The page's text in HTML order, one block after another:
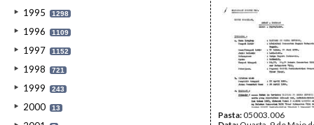
1995 1298
1996 1109
1997 1152
1998 721
1999 243
2000 13
Pasta:05003.006